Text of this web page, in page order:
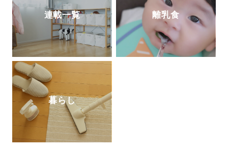
連載一覧 離乳食
暮らし